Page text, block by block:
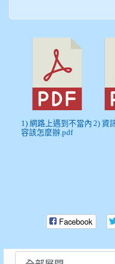
1) 網路上遇到不當內
容該怎麼辦.pdf
2) 資
Facebook